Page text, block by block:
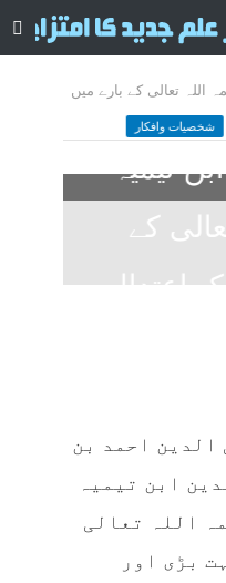
اللہ تعالی کے بارے میں
شخصیات وافکار
تیمیہ
کے
اعتدال
الدین احمد بن
ابن تیمیہ
اللہ تعالی
بڑی اور